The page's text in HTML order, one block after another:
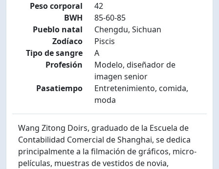
Peso corporal
42
BWH
85-60-85
Pueblo natal
Chengdu, Sichuan
Zodíaco
Piscis
Tipo de sangre
A
Profesión
Modelo, diseñador de
imagen senior
Pasatiempo
Entretenimiento, comida,
moda
Wang Zitong Doirs, graduado de la Escuela de
Contabilidad Comercial de Shanghai, se dedica
principalmente a la filmación de gráficos, micro-
películas, muestras de vestidos de novia,